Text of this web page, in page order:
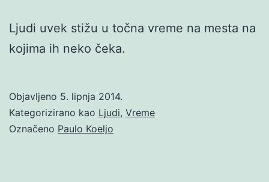
Ljudi uvek stižu u točna vreme na mesta na
kojima ih neko čeka.
Objavljeno 5. lipnja 2014.
Kategorizirano kao Ljudi, Vreme
Označeno Paulo Koeljo